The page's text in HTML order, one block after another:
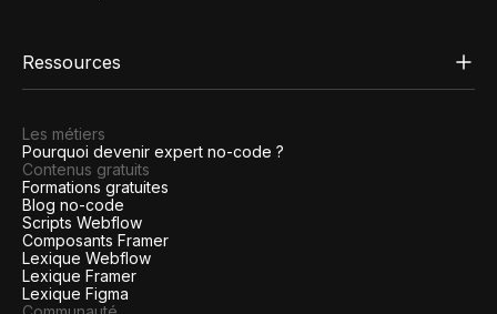
Ressources
Les métiers
Pourquoi devenir expert no-code ?
Contenus gratuits
Formations gratuites
Blog no-code
Scripts Webflow
Composants Framer
Lexique Webflow
Lexique Framer
Lexique Figma